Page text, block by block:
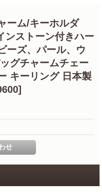
ーム/キーホルダ
ストーン付きハー
ーズ、パール、ウ
グチャームチェー
キーリング 日本製